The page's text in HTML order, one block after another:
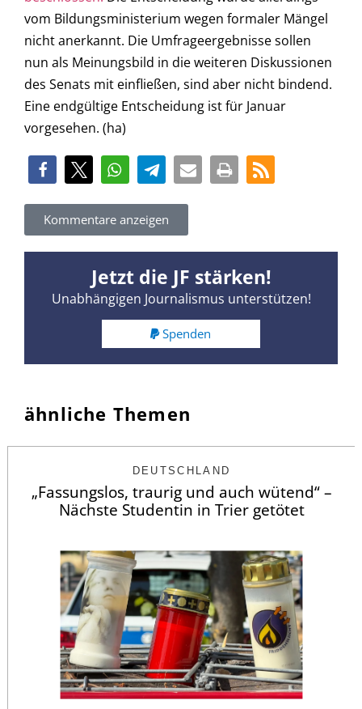
vom Bildungsministerium wegen formaler Mängel
nicht anerkannt. Die Umfrageergebnisse sollen
nun als Meinungsbild in die weiteren Diskussionen
des Senats mit einfließen, sind aber nicht bindend.
Eine endgültige Entscheidung ist für Januar
vorgesehen. (ha)
Kommentare anzeigen
Jetzt die JF stärken!
Unabhängigen Journalismus unterstützen!
Spenden
ähnliche Themen
DEUTSCHLAND
„Fassungslos, traurig und auch wütend“ –
Nächste Studentin in Trier getötet